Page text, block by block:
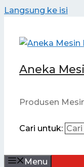
Langsung ke isi
Aneka
Produsen
Cari untuk:
Menu